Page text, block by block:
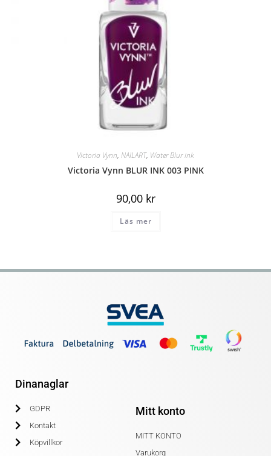
Victoria Vynn, NAILART, Water Blur ink
Victoria Vynn BLUR INK 003 PINK
90,00 kr
Läs mer
Dinanaglar
GDPR
Kontakt
Köpvillkor
Mitt konto
MITT KONTO
Varukorg